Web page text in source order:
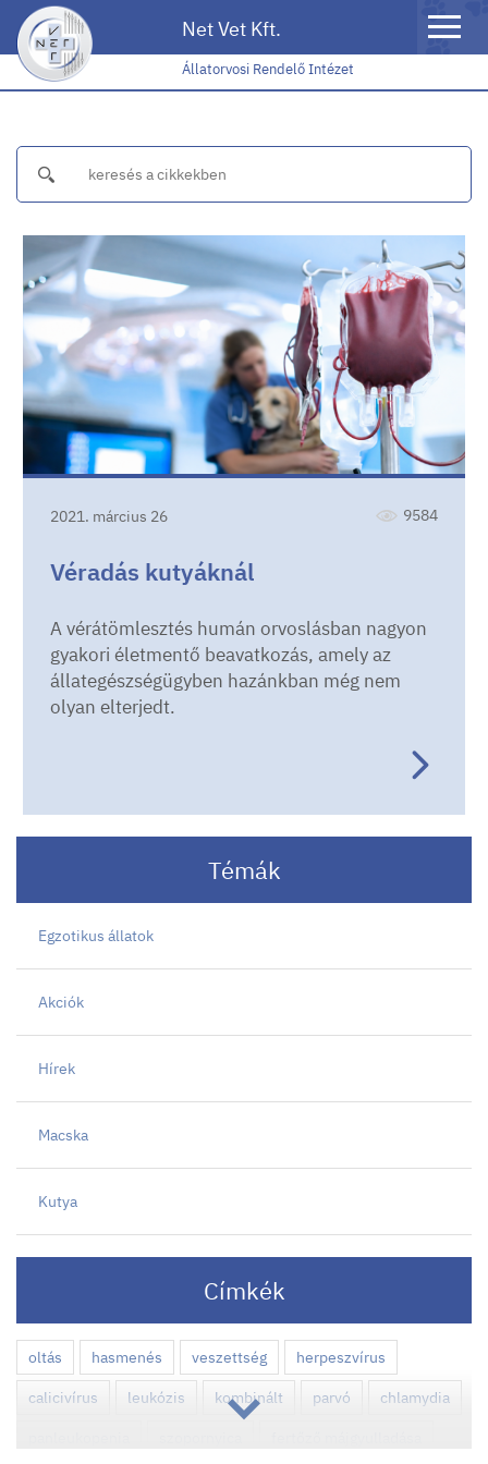
Net Vet Kft.
Toggle
Állatorvosi Rendelő Intézet
2021. március 26 9584
Véradás kutyáknál
A vérátömlesztés humán orvoslásban nagyon
gyakori életmentő beavatkozás, amely az
állategészségügyben hazánkban még nem
olyan elterjedt.
Témák
Egzotikus állatok
Akciók
Hírek
Macska
Kutya
Címkék
oltás hasmenés veszettség herpeszvírus
calicivírus leukózis kombinált parvó chlamydia